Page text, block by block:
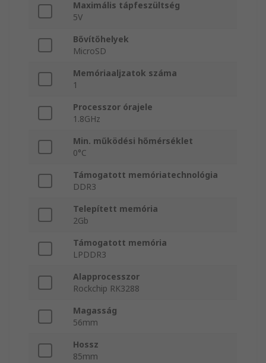
Maximális tápfeszültség
5V
Bővítőhelyek
MicroSD
Memóriaaljzatok száma
1
Processzor órajele
1.8GHz
Min. működési hőmérséklet
0°C
Támogatott memóriatechnológia
DDR3
Telepített memória
2Gb
Támogatott memória
LPDDR3
Alapprocesszor
Rockchip RK3288
Magasság
56mm
Hossz
85mm